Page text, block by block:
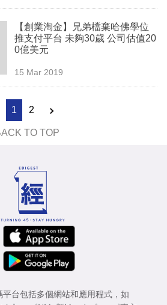
【創業淘金】兄弟檔棄哈佛學位
推支付平台 未夠30歲 公司估值20
0億美元
15 Mar 2019
1 2
TO TOP
平台包括多個網站和應用程式，如